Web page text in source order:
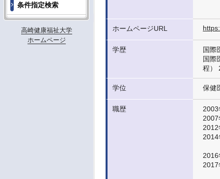
条件指定検索
高崎健康福祉大学
ホームページ
ホームページURL
学歴
国際
国際
程）
学位 保健
職歴